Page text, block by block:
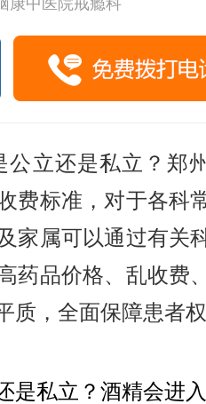
立还是私立？郑
费标准，对于各科
家属可以通过有关
药品价格、乱收费
质，全面保障患者
私立？酒精会进